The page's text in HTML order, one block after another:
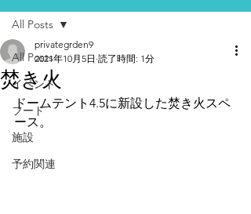
All Posts
イベント
フード
施設
予約関連
All Posts
焚き火
privategrden9
2021年10月5日 読了時間: 1分
ドームテント4.5に新設した焚き火スペ
ース。